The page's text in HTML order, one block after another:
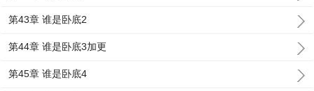
第43章 谁是卧底2
第44章 谁是卧底3加更
第45章 谁是卧底4